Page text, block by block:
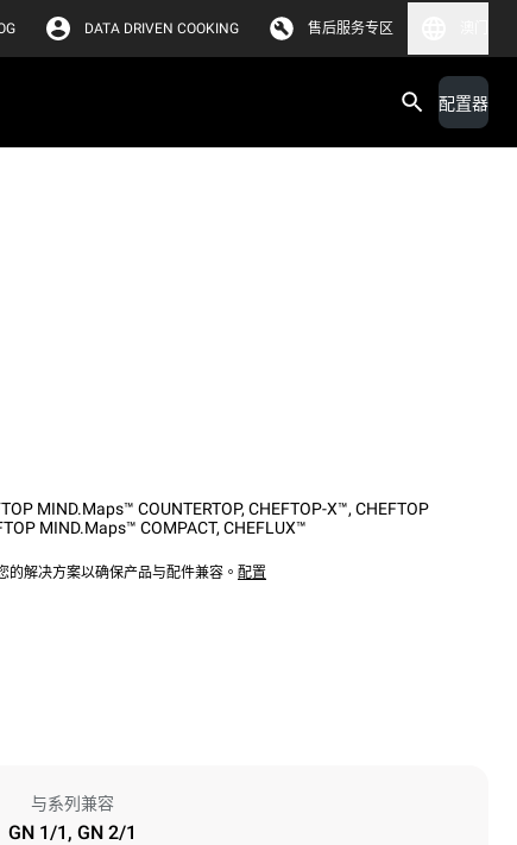
DATA DRIVEN COOKING 售后服务专区
配置器
MIND.Maps™ COUNTERTOP, CHEFTOP-X™, CHEFTOP
MIND.Maps™ COMPACT, CHEFLUX™
解决方案以确保产品与配件兼容。 配置
与系列兼容
GN 1/1, GN 2/1